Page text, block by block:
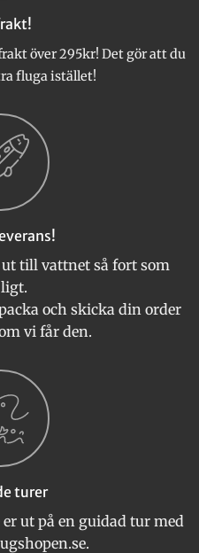
över 295kr! Det gör att du
fluga istället!
till vattnet så fort som
och skicka din order
vi får den.
turer
ut på en guidad tur med